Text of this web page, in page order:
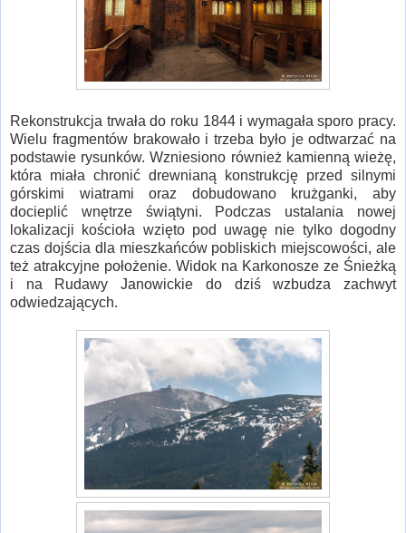
Rekonstrukcja trwała do roku 1844 i wymagała sporo pracy.
Wielu fragmentów brakowało i trzeba było je odtwarzać na
podstawie rysunków. Wzniesiono również kamienną wieżę,
która miała chronić drewnianą konstrukcję przed silnymi
górskimi wiatrami oraz dobudowano krużganki, aby
docieplić wnętrze świątyni. Podczas ustalania nowej
lokalizacji kościoła wzięto pod uwagę nie tylko dogodny
czas dojścia dla mieszkańców pobliskich miejscowości, ale
też atrakcyjne położenie. Widok na Karkonosze ze Śnieżką
i na Rudawy Janowickie do dziś wzbudza zachwyt
odwiedzających.